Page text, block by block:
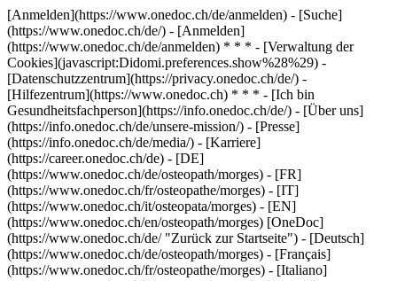
[Anmelden](https://www.onedoc.ch/de/anmelden) - [Suche]
(https://www.onedoc.ch/de/) - [Anmelden]
(https://www.onedoc.ch/de/anmelden) * * * - [Verwaltung der
Cookies](javascript:Didomi.preferences.show%28%29) -
[Datenschutzzentrum](https://privacy.onedoc.ch/de/) -
[Hilfezentrum](https://www.onedoc.ch) * * * - [Ich bin
Gesundheitsfachperson](https://info.onedoc.ch/de/) - [Über uns]
(https://info.onedoc.ch/de/unsere-mission/) - [Presse]
(https://info.onedoc.ch/de/media/) - [Karriere]
(https://career.onedoc.ch/de) - [DE]
(https://www.onedoc.ch/de/osteopath/morges) - [FR]
(https://www.onedoc.ch/fr/osteopathe/morges) - [IT]
(https://www.onedoc.ch/it/osteopata/morges) - [EN]
(https://www.onedoc.ch/en/osteopath/morges) [OneDoc]
(https://www.onedoc.ch/de/ "Zurück zur Startseite") - [Deutsch]
(https://www.onedoc.ch/de/osteopath/morges) - [Français]
(https://www.onedoc.ch/fr/osteopathe/morges) - [Italiano]